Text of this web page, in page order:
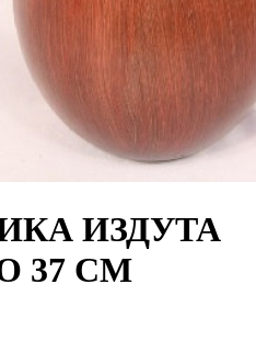
ИЗДУТА
37 СМ